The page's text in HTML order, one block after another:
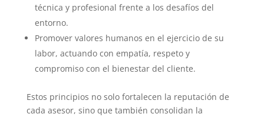
técnica y profesional frente a los desafíos del
entorno.
Promover valores humanos en el ejercicio de su
labor, actuando con empatía, respeto y
compromiso con el bienestar del cliente.
Estos principios no solo fortalecen la reputación de
cada asesor, sino que también consolidan la